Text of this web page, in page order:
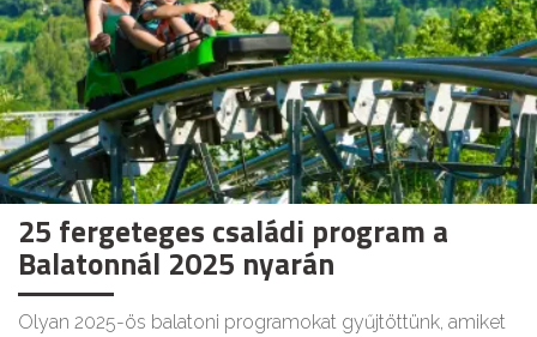
25 fergeteges családi program a
Balatonnál 2025 nyarán
Olyan 2025-ös balatoni programokat gyűjtöttünk, amiket